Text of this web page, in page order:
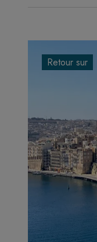
Retour sur